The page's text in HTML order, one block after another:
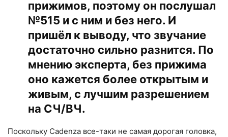
прижимов, поэтому он послушал
№515 и с ним и без него. И
пришёл к выводу, что звучание
достаточно сильно разнится. По
мнению эксперта, без прижима
оно кажется более открытым и
живым, с лучшим разрешением
на СЧ/ВЧ.
Поскольку Cadenza все-таки не самая дорогая головка,